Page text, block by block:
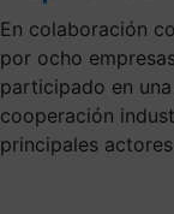
En colaboración
por ocho
participado en
cooperación
principales